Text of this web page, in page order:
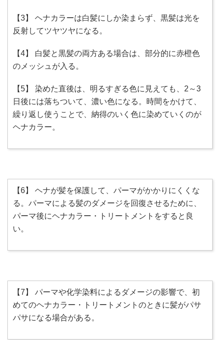
【3】 ヘナカラーは白髪にしか染まらず、黒髪は光を
反射してツヤツヤになる。
【4】 白髪と黒髪の両方ある場合は、部分的に赤橙色
のメッシュが入る。
【5】 染めた直後は、明るすぎる色に見えても、2～3
日後には落ちついて、濃い色になる。時間をかけて、
繰り返し使うことで、納得のいく色に染めていくのが
ヘナカラー。
【6】 ヘナが髪を保護して、パーマがかかりにくくな
る。パーマによる髪のダメージを回復させるために、
パーマ後にヘナカラー・トリートメントをすると良
い。
【7】 パーマや化学染料によるダメージの影響で、初
めてのヘナカラー・トリートメントのときに髪がパサ
パサになる場合がある。